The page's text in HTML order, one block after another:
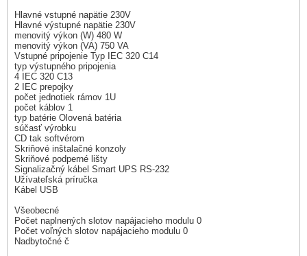
Hlavné vstupné napätie 230V
Hlavné výstupné napätie 230V
menovitý výkon (W) 480 W
menovitý výkon (VA) 750 VA
Vstupné pripojenie Typ IEC 320 C14
typ výstupného pripojenia
4 IEC 320 C13
2 IEC prepojky
počet jednotiek rámov 1U
počet káblov 1
typ batérie Olovená batéria
súčasť výrobku
CD tak softvérom
Skriňové inštalačné konzoly
Skriňové podperné lišty
Signalizačný kábel Smart UPS RS-232
Užívateľská príručka
Kábel USB
Všeobecné
Počet naplnených slotov napájacieho modulu 0
Počet voľných slotov napájacieho modulu 0
Nadbytočné č